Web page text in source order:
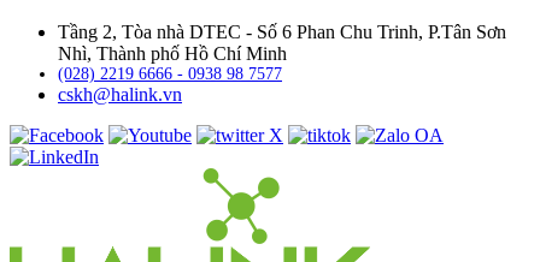
Tầng 2, Tòa nhà DTEC - Số 6 Phan Chu Trinh, P.Tân Sơn
Nhì, Thành phố Hồ Chí Minh
(028) 2219 6666 - 0938 98 7577
cskh@halink.vn